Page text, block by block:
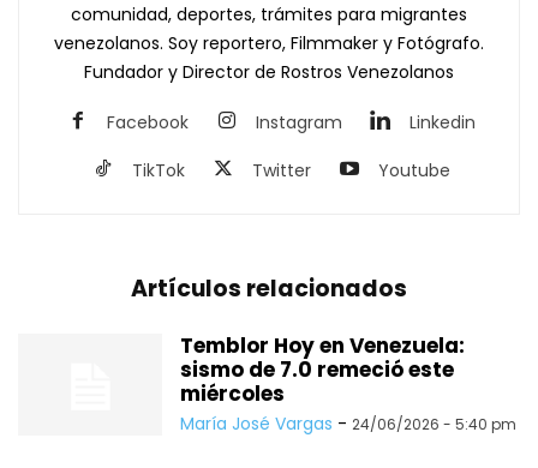
comunidad, deportes, trámites para migrantes
venezolanos. Soy reportero, Filmmaker y Fotógrafo.
Fundador y Director de Rostros Venezolanos
Facebook Instagram
Linkedin
TikTok
Twitter Youtube
Artículos relacionados
Temblor Hoy en Venezuela:
sismo de 7.0 remeció este
miércoles
María José Vargas - 24/06/2026 - 5:40 pm